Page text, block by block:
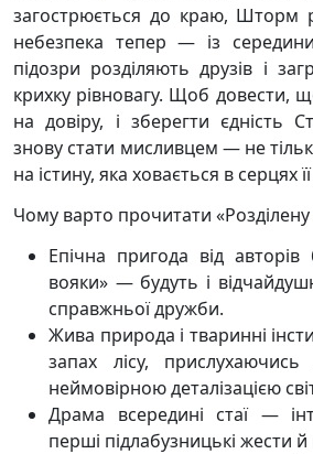
загострюється до краю, Шторм
небезпека тепер — із
підозри розділяють друзів і
крихку рівновагу. Щоб довести,
на довіру, і зберегти єдність
знову стати мисливцем — не
на істину, яка ховається в серцях
Чому варто прочитати
Епічна пригода від авторів
вояки» — будуть і
справжньої дружби.
Жива природа і тваринні
запах лісу,
неймовірною деталізацією
Драма всередині стаї —
перші підлабузницькі жести